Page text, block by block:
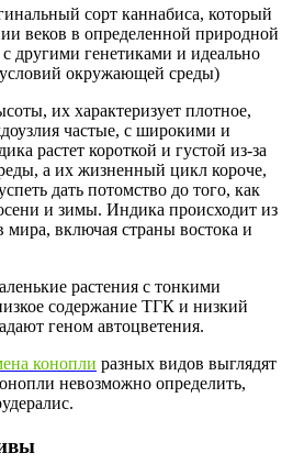
сорт каннабиса, который
веков в определенной природной
другими генетиками и идеально
окружающей среды)
их характеризует плотное,
частые, с широкими и
растет короткой и густой из-за
а их жизненный цикл короче,
дать потомство до того, как
и зимы. Индика происходит из
мира, включая страны востока и
растения с тонкими
содержание ТГК и низкий
геном автоцветения.
конопли разных видов выглядят
невозможно определить,